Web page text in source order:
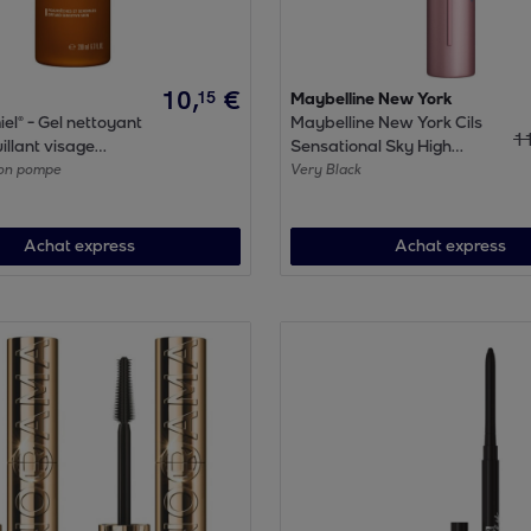
visage
et sensibles
pompe
10,15 €
Achat express
Maybelline New York
Maybelline New York Cils
Sensational Sky High
Mascara Waterproof Very
Very Black
Achat express